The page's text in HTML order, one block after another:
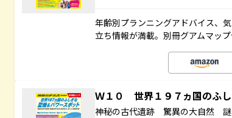
年齢別プランニングアドバイス、
立ち情報が満載。別冊グアムマップ
Ｗ１０ 世界１９７ヵ国のふ
神秘の古代遺跡 驚異の大自然